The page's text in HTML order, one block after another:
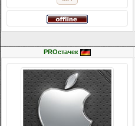
PROстачек